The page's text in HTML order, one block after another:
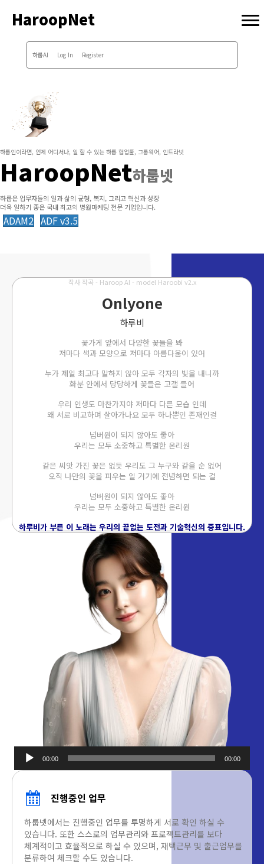
HaroopNet
하룹AI Log In Register
하룹인이라면, 언제 어디서나, 일 할 수 있는 하룹 협업툴, 그룹웨어, 인트라넷
HaroopNet하룹넷
하룹은 업무자들의 일과 삶의 균형, 복지, 그리고 혁신과 성장
더욱 일하기 좋은 국내 최고의 병원마케팅 전문 기업입니다.
ADAM2 ADF v3.5
작사 작곡 - Haroop AI - model Haroobi v2.x
Onlyone
하루비
꽃가게 앞에서 다양한 꽃들을 봐
저마다 색과 모양으로 저마다 아름다움이 있어
누가 제일 최고다 말하지 않아 모두 각자의 빛을 내니까
화분 안에서 당당하게 꽃들은 고갤 들어
우리 인생도 마찬가지야 저마다 다른 모습 인데
왜 서로 비교하며 살아가나요 모두 하나뿐인 존재인걸
넘버원이 되지 않아도 좋아
우리는 모두 소중하고 특별한 온리원
같은 씨앗 가진 꽃은 없듯 우리도 그 누구와 같을 순 없어
오직 나만의 꽃을 피우는 일 거기에 전념하면 되는 걸
넘버원이 되지 않아도 좋아
우리는 모두 소중하고 특별한 온리원
하루비가 부른 이 노래는 우리의 끝없는 도전과 기술혁신의 증표입니다.
오디오
00:00 00:00
진행중인 업무
하룹넷에서는 진행중인 업무를 투명하게 서로 확인 하실 수
있습니다. 또한 스스로의 업무관리와 프로젝트관리를 보다
체계적이고 효율적으로 하실 수 있으며, 재택근무 및 출근업무를
분류하여 체크할 수도 있습니다.